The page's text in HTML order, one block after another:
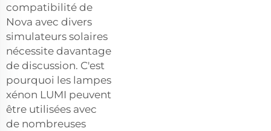
compatibilité de
Nova avec divers
simulateurs solaires
nécessite davantage
de discussion. C'est
pourquoi les lampes
xénon LUMI peuvent
être utilisées avec
de nombreuses